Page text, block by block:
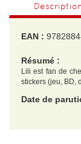
Description
EAN :
Résumé :
Lili est fan de
stickers (jeu, BD,
Date de